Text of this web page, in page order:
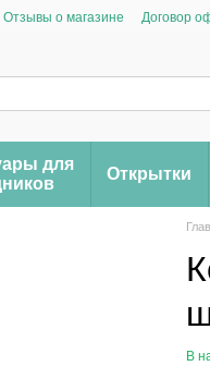
Отзывы о магазине Договор
для
Открытки
В